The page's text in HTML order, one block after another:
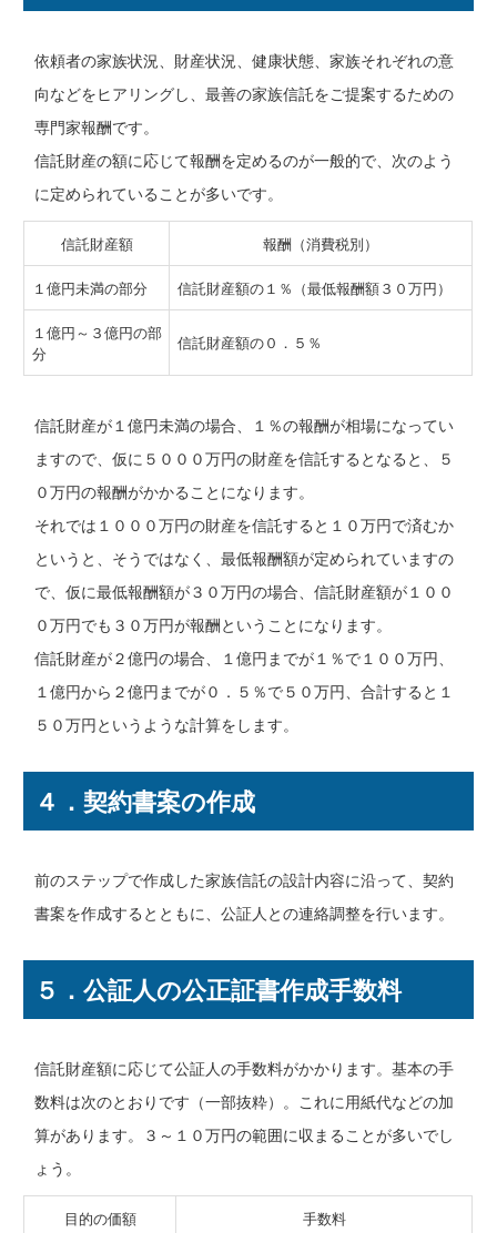
依頼者の家族状況、財産状況、健康状態、家族それぞれの意
向などをヒアリングし、最善の家族信託をご提案するための
専門家報酬です。
信託財産の額に応じて報酬を定めるのが一般的で、次のよう
に定められていることが多いです。
信託財産額 報酬（消費税別）
１億円未満の部分 信託財産額の１％（最低報酬額３０万円）
１億円～３億円の部
分
信託財産額の０．５％
信託財産が１億円未満の場合、１％の報酬が相場になってい
ますので、仮に５０００万円の財産を信託するとなると、５
０万円の報酬がかかることになります。
それでは１０００万円の財産を信託すると１０万円で済むか
というと、そうではなく、最低報酬額が定められていますの
で、仮に最低報酬額が３０万円の場合、信託財産額が１００
０万円でも３０万円が報酬ということになります。
信託財産が２億円の場合、１億円までが１％で１００万円、
１億円から２億円までが０．５％で５０万円、合計すると１
５０万円というような計算をします。
４．契約書案の作成
前のステップで作成した家族信託の設計内容に沿って、契約
書案を作成するとともに、公証人との連絡調整を行います。
５．公証人の公正証書作成手数料
信託財産額に応じて公証人の手数料がかかります。基本の手
数料は次のとおりです（一部抜粋）。これに用紙代などの加
算があります。３～１０万円の範囲に収まることが多いでし
ょう。
目的の価額 手数料